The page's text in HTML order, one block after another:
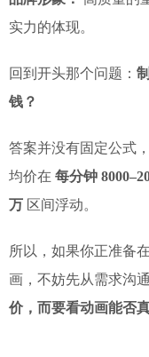
实力的体现。
回到开头那个问题：
钱？
答案并没有固定公式
均价在 每分钟
万 区间浮动。
所以，如果你正准备
画，不妨先从需求沟通
价，而要看动画能否